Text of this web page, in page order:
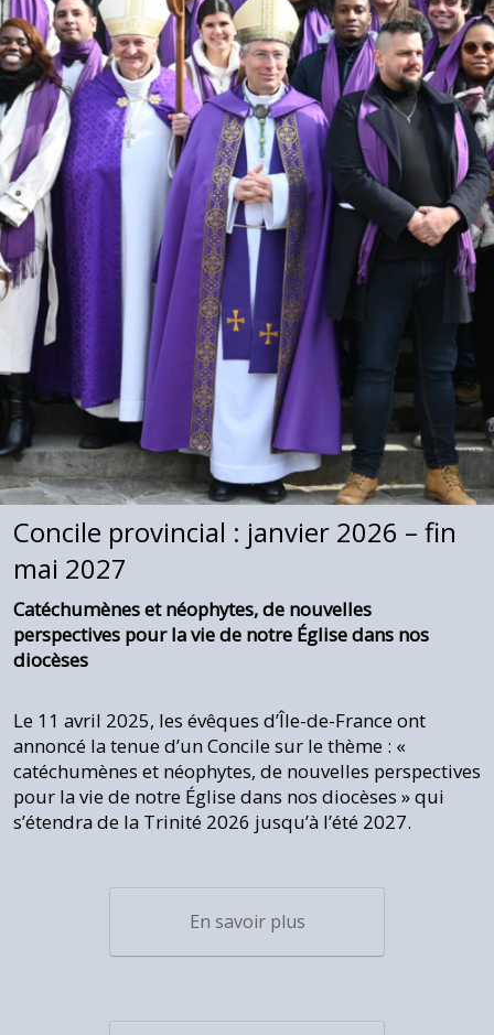
Concile provincial : janvier 2026 – fin
mai 2027
Catéchumènes et néophytes, de nouvelles
perspectives pour la vie de notre Église dans nos
diocèses
Le 11 avril 2025, les évêques d’Île-de-France ont
annoncé la tenue d’un Concile sur le thème : «
catéchumènes et néophytes, de nouvelles perspectives
pour la vie de notre Église dans nos diocèses » qui
s’étendra de la Trinité 2026 jusqu’à l’été 2027.
En savoir plus